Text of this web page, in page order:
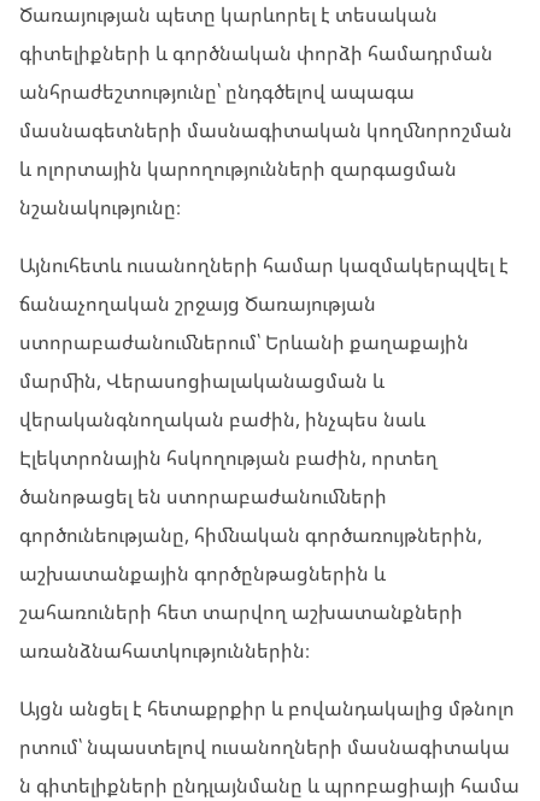
Ծառայության պետը կարևորել է տեսական
գիտելիքների և գործնական փորձի համադրման
անհրաժեշտությունը՝ ընդգծելով ապագա
մասնագետների մասնագիտական կողմնորոշման
և ոլորտային կարողությունների զարգացման
նշանակությունը։
Այնուհետև ուսանողների համար կազմակերպվել է
ճանաչողական շրջայց Ծառայության
ստորաբաժանումներում՝ Երևանի քաղաքային
մարմին, Վերասոցիալականացման և
վերականգնողական բաժին, ինչպես նաև
Էլեկտրոնային հսկողության բաժին, որտեղ
ծանոթացել են ստորաբաժանումների
գործունեությանը, հիմնական գործառույթներին,
աշխատանքային գործընթացներին և
շահառուների հետ տարվող աշխատանքների
առանձնահատկություններին։
Այցն անցել է հետաքրքիր և բովանդակալից մթնոլո
րտում՝ նպաստելով ուսանողների մասնագիտակա
ն գիտելիքների ընդլայնմանը և պրոբացիայի համա